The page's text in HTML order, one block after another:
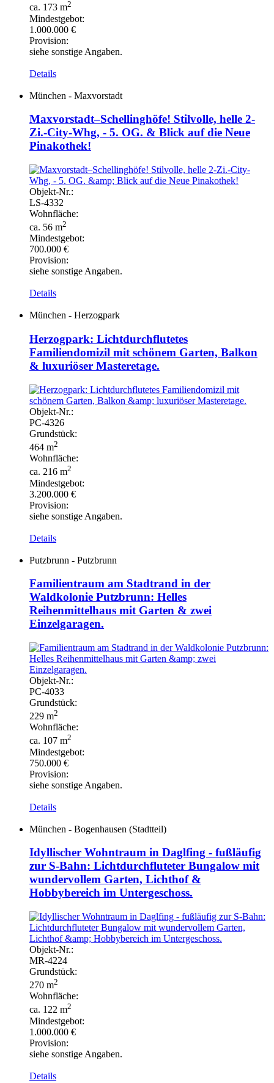
ca. 173 m2
Mindestgebot:
1.000.000 €
Provision:
siehe sonstige Angaben.
Details
München - Maxvorstadt
Maxvorstadt–Schellinghöfe! Stilvolle, helle 2-
Zi.-City-Whg, - 5. OG. & Blick auf die Neue
Pinakothek!
Objekt-Nr.:
LS-4332
Wohnfläche:
ca. 56 m2
Mindestgebot:
700.000 €
Provision:
siehe sonstige Angaben.
Details
München - Herzogpark
Herzogpark: Lichtdurchflutetes
Familiendomizil mit schönem Garten, Balkon
& luxuriöser Masteretage.
Objekt-Nr.:
PC-4326
Grundstück:
464 m2
Wohnfläche:
ca. 216 m2
Mindestgebot:
3.200.000 €
Provision:
siehe sonstige Angaben.
Details
Putzbrunn - Putzbrunn
Familientraum am Stadtrand in der
Waldkolonie Putzbrunn: Helles
Reihenmittelhaus mit Garten & zwei
Einzelgaragen.
Objekt-Nr.:
PC-4033
Grundstück:
229 m2
Wohnfläche:
ca. 107 m2
Mindestgebot:
750.000 €
Provision:
siehe sonstige Angaben.
Details
München - Bogenhausen (Stadtteil)
Idyllischer Wohntraum in Daglfing - fußläufig
zur S-Bahn: Lichtdurchfluteter Bungalow mit
wundervollem Garten, Lichthof &
Hobbybereich im Untergeschoss.
Objekt-Nr.:
MR-4224
Grundstück:
270 m2
Wohnfläche:
ca. 122 m2
Mindestgebot:
1.000.000 €
Provision:
siehe sonstige Angaben.
Details